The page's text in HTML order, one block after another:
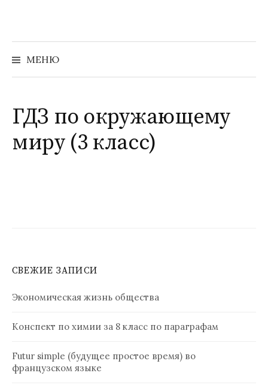
содержимому
МЕНЮ
Найти:
ГДЗ по окружающему
миру (3 класс)
СВЕЖИЕ ЗАПИСИ
Экономическая жизнь общества
Конспект по химии за 8 класс по параграфам
Futur simple (будущее простое время) во
французском языке